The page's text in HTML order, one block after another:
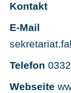
Kontakt
E-Mail
Telefon
Webseite